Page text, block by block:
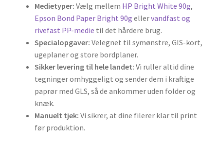
Medietyper: Vælg mellem HP Bright White 90g,
Epson Bond Paper Bright 90g ellervandfast og
rivefast PP-medie til det hårdere brug.
Specialopgaver: Velegnet til symønstre, GIS-kort,
ugeplaner og store bordplaner.
Sikker levering til hele landet: Vi ruller altid dine
tegninger omhyggeligt og sender dem i kraftige
paprør med GLS, så de ankommer uden folder og
knæk.
Manuelt tjek: Vi sikrer, at dine filerer klar til print
før produktion.